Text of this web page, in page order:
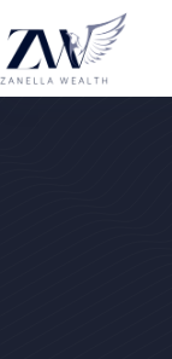
para
conteúdo